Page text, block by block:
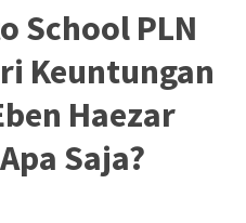
School PLN
Keuntungan
Haezar
Saja?